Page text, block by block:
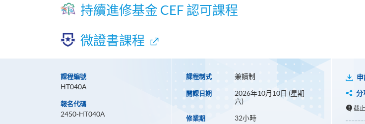
持續進修基金 CEF 認可課程
微證書課程
課程編號
HT040A
報名代碼
2450-HT040A
課程制式 兼讀制
開課日期
2026年10月10日 (星期
六)
修業期 32小時
分
截